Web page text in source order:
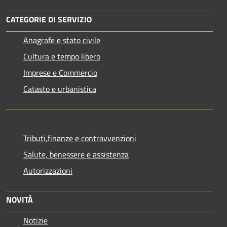
CATEGORIE DI SERVIZIO
Anagrafe e stato civile
Cultura e tempo libero
Imprese e Commercio
Catasto e urbanistica
Tributi,finanze e contravvenzioni
Salute, benessere e assistenza
Autorizzazioni
NOVITÀ
Notizie